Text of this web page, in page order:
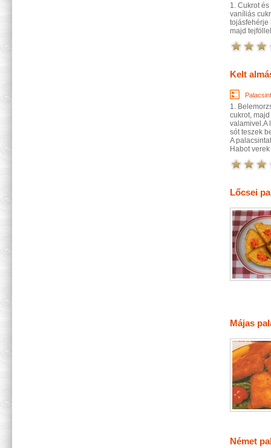
1. Cukrot
vaníliás
tojásfehérje
majd
Kelt
1.
cukrot,
valamivel.A
sót teszek
A
Habot verek
Lőcsei
Májas
Német